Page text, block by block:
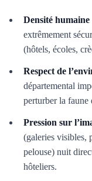
Densité humaine
extrêmement
(hôtels, écoles,
Respect de
départemental
perturber la
Pression sur
(galeries visibles,
pelouse) nuit
hôteliers.